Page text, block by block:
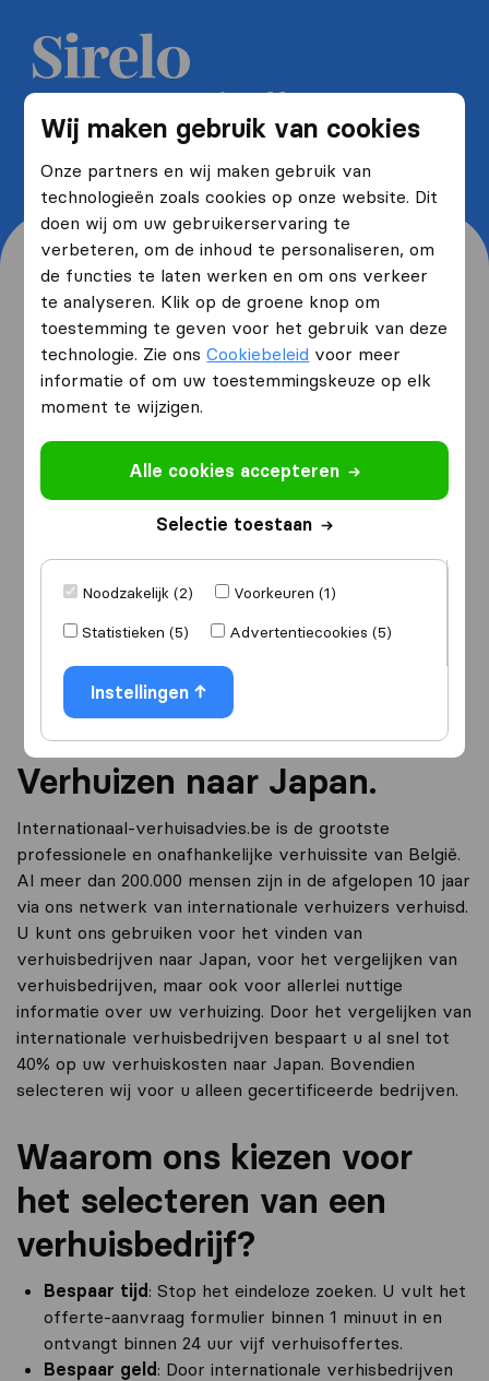
Wij maken gebruik van cookies
Onze partners en wij maken gebruik van
technologieën zoals cookies op onze website. Dit
doen wij om uw gebruikerservaring te
verbeteren, om de inhoud te personaliseren, om
de functies te laten werken en om ons verkeer
te analyseren. Klik op de groene knop om
toestemming te geven voor het gebruik van deze
technologie. Zie onsCookiebeleid voor meer
informatie of om uw toestemmingskeuze op elk
moment te wijzigen.
Alle cookies accepteren
Selectie toestaan
Noodzakelijk (2)
Voorkeuren (1)
Statistieken (5)
Advertentiecookies (5)
Instellingen
Ontvang 5 gratis offertes van
verhuisfirma's en bespaar tot wel
40%
Waar woont u nu en waar
verhuist u naartoe?
Ik ga verhuizenvan
Ik ga verhuizennaar
Ga verder
Verhuizen naar Japan.
Internationaal-verhuisadvies.be is de grootste
professionele en onafhankelijke verhuissite van België.
Al meer dan 200.000 mensen zijn in de afgelopen 10 jaar
via ons netwerk van internationale verhuizers verhuisd.
U kunt ons gebruiken voor het vinden van
verhuisbedrijven naar Japan, voor het vergelijken van
verhuisbedrijven, maar ook voor allerlei nuttige
informatie over uw verhuizing. Door het vergelijken van
internationale verhuisbedrijven bespaart u al snel tot
40% op uw verhuiskosten naar Japan. Bovendien
selecteren wij voor u alleen gecertificeerde bedrijven.
Waarom ons kiezen voor
het selecteren van een
verhuisbedrijf?
Bespaar tijd : Stop het eindeloze zoeken. U vult het
offerte-aanvraag formulier binnen 1 minuut in en
ontvangt binnen 24 uur vijf verhuisoffertes.
Bespaar geld : Door internationale verhisbedrijven